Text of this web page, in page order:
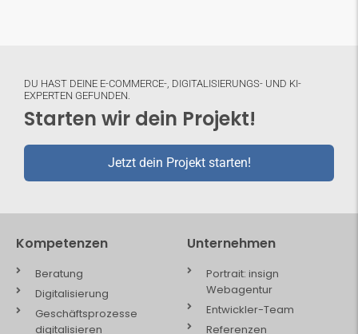
DU HAST DEINE E-COMMERCE-, DIGITALISIERUNGS- UND KI-
EXPERTEN GEFUNDEN.
Starten wir dein Projekt!
Jetzt dein Projekt starten!
Kompetenzen
Beratung
Digitalisierung
Geschäftsprozesse
digitalisieren
Unternehmen
Portrait: insign
Webagentur
Entwickler-Team
Referenzen